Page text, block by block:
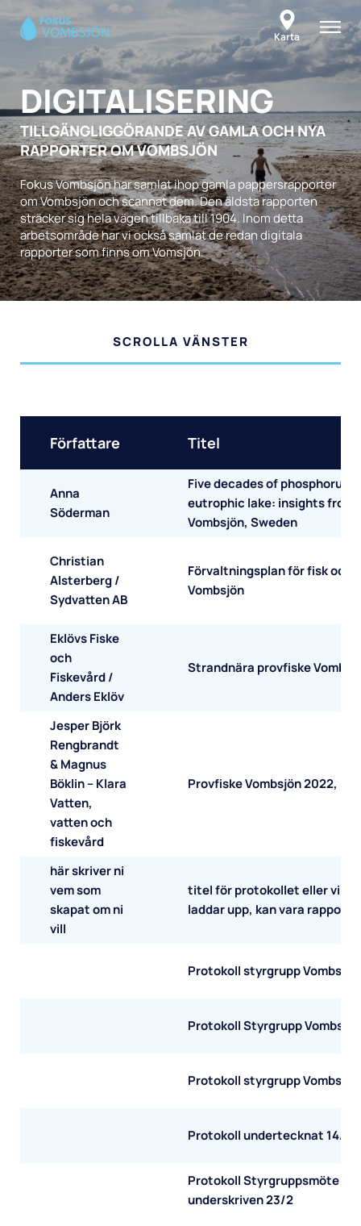
Karta
OM
RAPPORTER
MEDIA
ARBETSOMRÅDEN
Digitalisering
Status vombsjön
Miljöövervakning
Intern fosforbelastning
Extern fosforbelasning
Follow us on Youtube
DIGITALISERING
TILLGÄNGLIGGÖRANDE AV GAMLA OCH NYA
RAPPORTER OM VOMBSJÖN
Fokus Vombsjön har samlat ihop gamla pappersrapporter
om Vombsjön och scannat dem. Den äldsta rapporten
sträcker sig hela vägen tillbaka till 1904. Inom detta
arbetsområde har vi också samlat de redan digitala
rapporter som finns om Vomsjön.
SCROLLA VÄNSTER
Författare Titel
Anna
Söderman
Five decades of phosphorus
eutrophic lake: insights from
Vombsjön, Sweden
Christian
Alsterberg /
Sydvatten AB
Förvaltningsplan för fisk och
Vombsjön
Eklövs Fiske
och
Fiskevård /
Anders Eklöv
Strandnära provfiske
Jesper Björk
Rengbrandt
& Magnus
Böklin – Klara
Vatten,
vatten och
fiskevård
Provfiske Vombsjön 2022,
här skriver ni
vem som
skapat om ni
vill
titel för protokollet eller
laddar upp, kan vara rapport
Protokoll styrgrupp
Protokoll Styrgrupp
Protokoll styrgrupp
Protokoll undertecknat 14/12
Protokoll Styrgruppsmöte
underskriven 23/2